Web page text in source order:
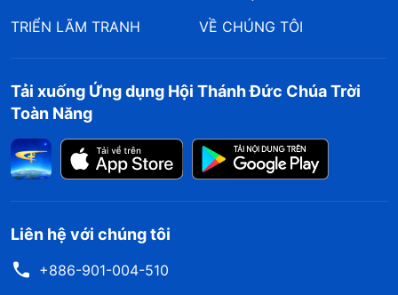
TRIỂN LÃM TRANH
VỀ CHÚNG TÔI
Tải xuống Ứng dụng Hội Thánh Đức Chúa Trời
Toàn Năng
Liên hệ với chúng tôi
+886-901-004-510